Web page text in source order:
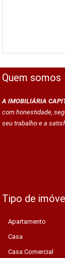
Quem somos
A IMOBILIÁRIA
com honestidade,
seu trabalho e a
Tipo de
Apartamento
Casa
Casa Comercial